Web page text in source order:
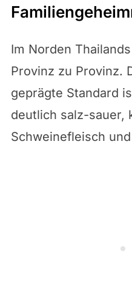
Im Norden
Provinz zu Provinz.
geprägte Standard
deutlich salz-sauer,
Schweinefleisch